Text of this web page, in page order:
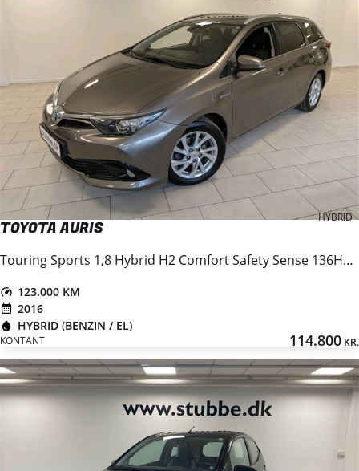
HYBRID
TOYOTA AURIS
Touring Sports 1,8 Hybrid H2 Comfort Safety Sense 136HK Stc Aut.
123.000 KM
2016
HYBRID (BENZIN / EL)
KONTANT 114.800 KR.